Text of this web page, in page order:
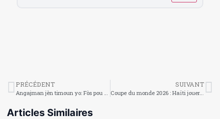
PRÉCÉDENT SUIVANT
Coupe du monde 2026 : Haïti jouera ses matchs de groupe à Boston, Philadelphie et Atlanta
Articles Similaires